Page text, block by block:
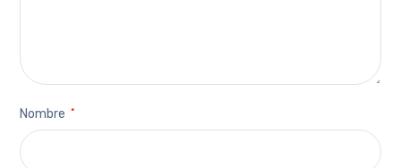
Nombre *